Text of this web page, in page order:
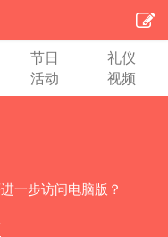
节日
礼仪
活动 视频
一步访问电脑版？